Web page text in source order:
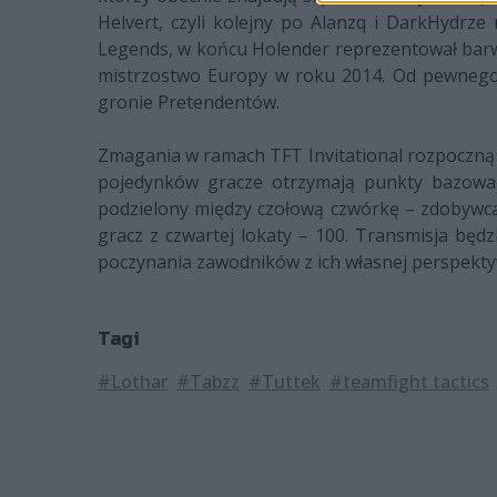
Helvert, czyli kolejny po Alanzq i
Legends, w końcu Holender reprezentował
mistrzostwo Europy w roku 2014. Od
gronie Pretendentów.
Zmagania w ramach TFT Invitational
pojedynków gracze otrzymają punkty
podzielony między czołową czwórkę –
gracz z czwartej lokaty – 100. Transmisja
poczynania zawodników z ich własnej
Tagi
#Lothar #Tabzz #Tuttek #teamfight tactics